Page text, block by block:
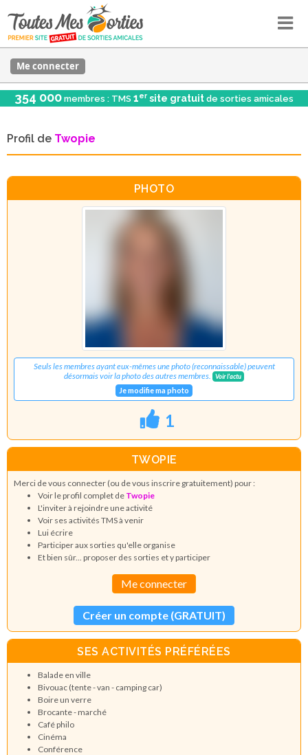
Me connecter
354 000 membres : TMS 1er site gratuit de sorties amicales
Profil de Twopie
PHOTO
Seuls les membres ayant eux-mêmes une photo (reconnaissable) peuvent
désormais voir la photo des autres membres.
Voir l'actu
Je modifie ma photo
1
TWOPIE
Merci de vous connecter (ou de vous inscrire gratuitement) pour :
Voir le profil complet de Twopie
L'inviter à rejoindre une activité
Voir ses activités TMS à venir
Lui écrire
Participer aux sorties qu'elle organise
Et bien sûr... proposer des sorties et y participer
Me connecter
Créer un compte (GRATUIT)
SES ACTIVITÉS PRÉFÉRÉES
Balade en ville
Bivouac (tente - van - camping car)
Boire un verre
Brocante - marché
Café philo
Cinéma
Conférence